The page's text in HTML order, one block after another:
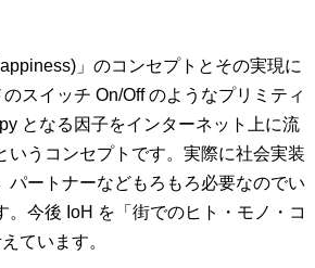
」のコンセプトとその実現に
スイッチ On/Off のようなプリミティ
となる因子をインターネット上に流
いうコンセプトです。実際に社会実装
パートナーなどもろもろ必要なのでい
今後 IoH を「街でのヒト・モノ・コ
ています。